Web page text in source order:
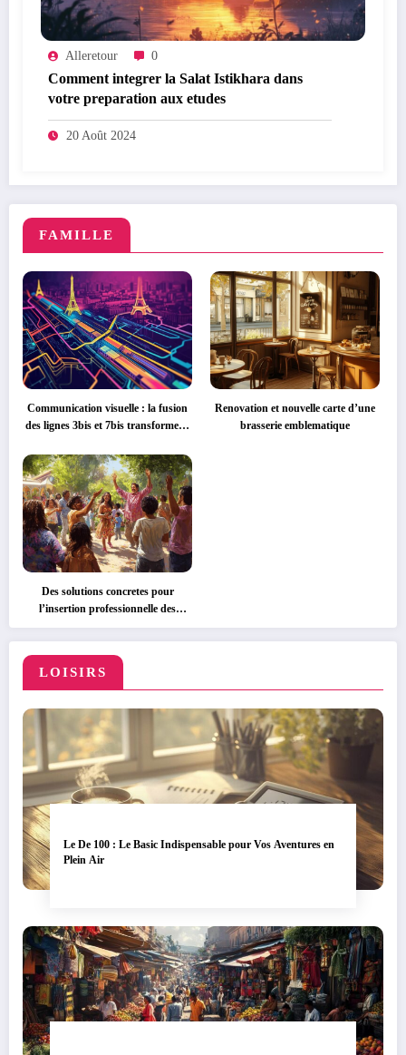
FAMILLE
Communication visuelle : la fusion
des lignes 3bis et 7bis transforme la
Renovation et nouvelle carte d’une
brasserie emblematique
Des solutions concretes pour
l’insertion professionnelle des
personnes handicapees
LOISIRS
Le De 100 : Le Basic Indispensable pour Vos Aventures en
Plein Air
Alleretour 0
Comment integrer la Salat Istikhara dans
votre preparation aux etudes
20 Août 2024